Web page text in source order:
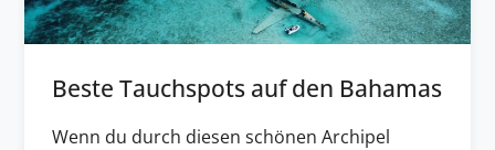
Beste Tauchspots auf den Bahamas
Wenn du durch diesen schönen Archipel